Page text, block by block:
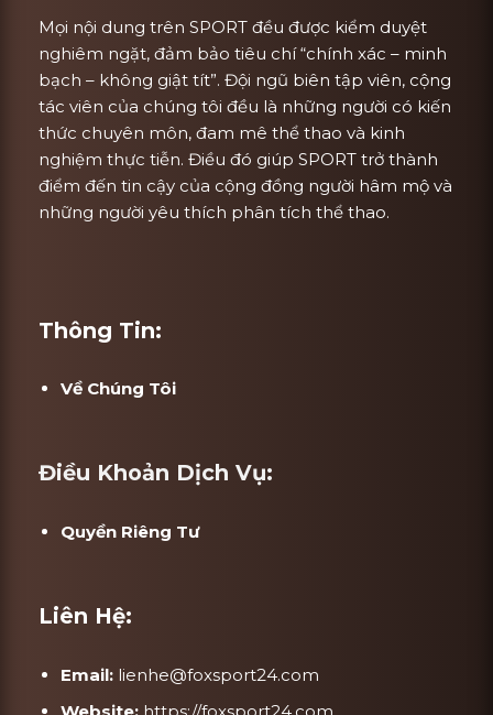
Mọi nội dung trên SPORT đều được kiểm duyệt
nghiêm ngặt, đảm bảo tiêu chí “chính xác – minh
bạch – không giật tít”. Đội ngũ biên tập viên, cộng
tác viên của chúng tôi đều là những người có kiến
thức chuyên môn, đam mê thể thao và kinh
nghiệm thực tiễn. Điều đó giúp SPORT trở thành
điểm đến tin cậy của cộng đồng người hâm mộ và
những người yêu thích phân tích thể thao.
Thông Tin:
Về Chúng Tôi
Điều Khoản Dịch Vụ:
Quyền Riêng Tư
Liên Hệ:
Email: lienhe@foxsport24.com
Website: https://foxsport24.com